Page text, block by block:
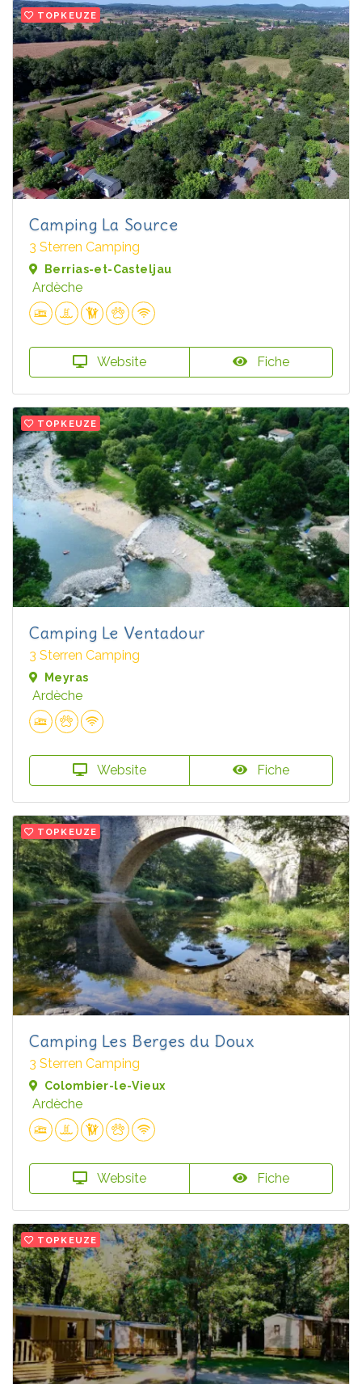
TOPKEUZE
Camping La Source
3 Sterren Camping
Berrias-et-Casteljau
Ardèche
Website Fiche
TOPKEUZE
Camping Le Ventadour
3 Sterren Camping
Meyras
Ardèche
Website Fiche
TOPKEUZE
Camping Les Berges du Doux
3 Sterren Camping
Colombier-le-Vieux
Ardèche
Website Fiche
TOPKEUZE